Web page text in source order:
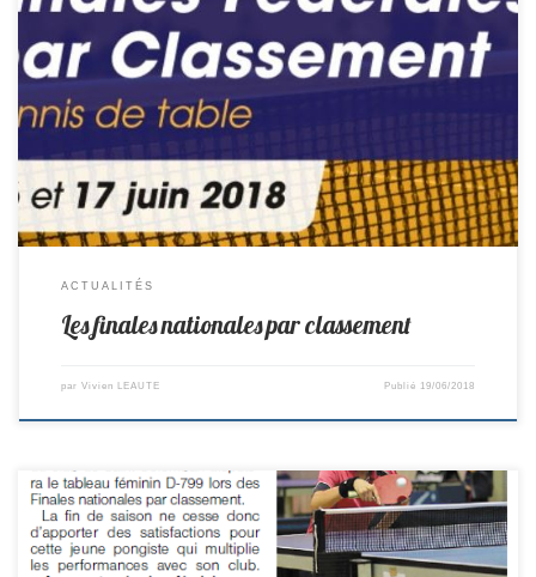
Les finales nationales par classement se sont déroulées ce week-end à
Poitiers. Samedi Léa fait 2 très bons matchs, en les gagnant tous les
deux elle termine 1ère de poule et se qualifie directement en 16ème
de finale. Le dimanche elle se fait éliminer dès le premier match (en
16ème), […]
ACTUALITÉS
Les finales nationales par classement
par Vivien LEAUTE Publié 19/06/2018